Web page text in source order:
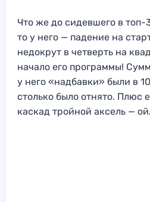
Что же до сидевшего в
то у него — падение на
недокрут в четверть на
начало его программы!
у него «надбавки» были в
столько было отнято. Плюс
каскад тройной аксель —